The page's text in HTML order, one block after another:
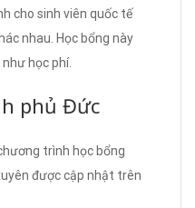
cho sinh viên quốc tế
nhau. Học bổng này
học phí.
phủ Đức
trình học bổng
được cập nhật trên